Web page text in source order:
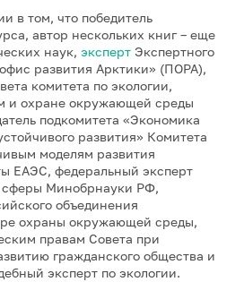
в том, что победитель
автор нескольких книг – еще
наук, эксперт Экспертного
развития Арктики» (ПОРА),
комитета по экологии,
и охране окружающей среды
подкомитета «Экономика
развития» Комитета
моделям развития
ЕАЭС, федеральный эксперт
сферы Минобрнауки РФ,
объединения
охраны окружающей среды,
правам Совета при
гражданского общества и
эксперт по экологии.